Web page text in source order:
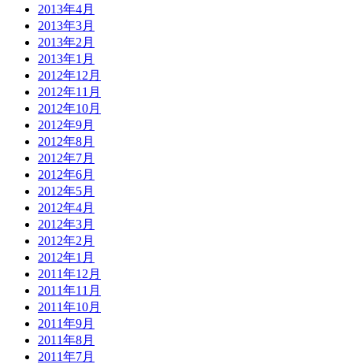
2013年4月
2013年3月
2013年2月
2013年1月
2012年12月
2012年11月
2012年10月
2012年9月
2012年8月
2012年7月
2012年6月
2012年5月
2012年4月
2012年3月
2012年2月
2012年1月
2011年12月
2011年11月
2011年10月
2011年9月
2011年8月
2011年7月